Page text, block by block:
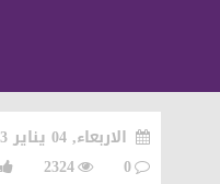
الاربعاء, 04 يناير 2023
0
2324